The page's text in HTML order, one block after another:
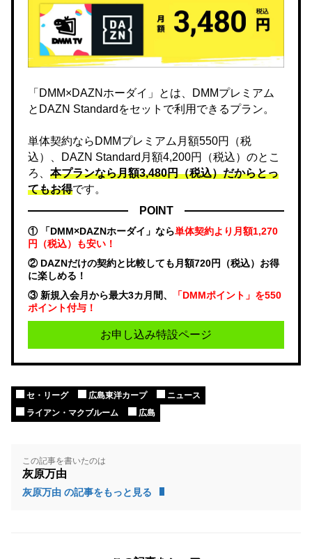
「DMM×DAZNホーダイ」とは、DMMプレミアム
とDAZN Standardをセットで利用できるプラン。
単体契約ならDMMプレミアム月額550円（税
込）、DAZN Standard月額4,200円（税込）のとこ
ろ、 本プランなら月額3,480円（税込）だからとっ
てもお得です。
POINT
① 「DMM×DAZNホーダイ」なら単体契約より月額1,270
円（税込）も安い！
② DAZNだけの契約と比較しても月額720円（税込）お得
に楽しめる！
③ 新規入会月から最大3カ月間、
「DMMポイント」を550
ポイント付与！
お申し込み特設ページ
セ・リーグ 広島東洋カープ
ニュース
ライアン・マクブルーム
広島
この記事を書いたのは
灰原万由
灰原万由 の記事をもっと見る